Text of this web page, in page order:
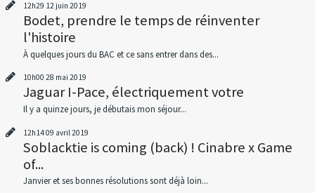
12h29 12 juin 2019
Bodet, prendre le temps de réinventer
l'histoire
À quelques jours du BAC et ce sans entrer dans des...
10h00 28 mai 2019
Jaguar I-Pace, électriquement votre
Il y a quinze jours, je débutais mon séjour...
12h1409 avril 2019
Soblacktie is coming (back) ! Cinabre x Game
of...
Janvier et ses bonnes résolutions sont déjà loin...